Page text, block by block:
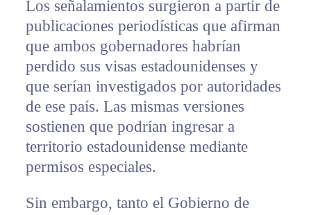
Los señalamientos surgieron a partir de
publicaciones periodísticas que afirman
que ambos gobernadores habrían
perdido sus visas estadounidenses y
que serían investigados por autoridades
de ese país. Las mismas versiones
sostienen que podrían ingresar a
territorio estadounidense mediante
permisos especiales.
Sin embargo, tanto el Gobierno de